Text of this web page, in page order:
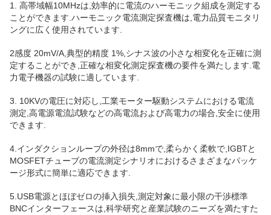
1. 高帯域幅10MHzは,効率的に電流のハーモニック組成を測定する
ことができます.ハーモニック電流測定探査機は,電力品質モニタリ
ングに広く使用されています.
2感度 20mV/A,典型的精度 1%,シナス波の小さな相変化を正確に測
定することができ,正確な相変化測定探査機の要件を満たします.電
力電子機器の試験に適しています.
3. 10KVの電圧に対応し,工業モーター駆動システムにおける電流
測定,高電源電流試験などの高電流および高電力の場合,安全に使用
できます.
4.インダクションループの外径は8mmで,柔らかく柔軟で,IGBTと
MOSFETチューブの電流測定シナリオにおけるさまざまなパッケ
ージ形式に簡単に適応できます.
5.USB電源とほぼゼロの挿入損失,測定対象に最小限の干渉標準
BNCインターフェースは,科学研究と産業試験のニーズを満たすた